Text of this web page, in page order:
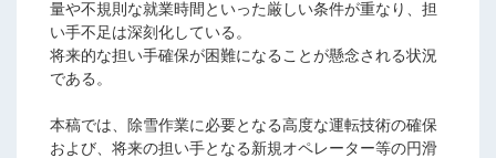
量や不規則な就業時間といった厳しい条件が重なり、担
い手不足は深刻化している。
将来的な担い手確保が困難になることが懸念される状況
である。
本稿では、除雪作業に必要となる高度な運転技術の確保
および、将来の担い手となる新規オペレーター等の円滑